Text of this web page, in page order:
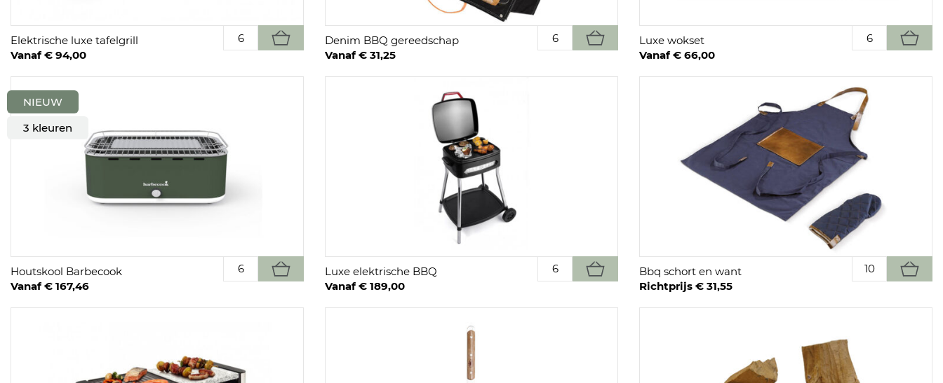
Elektrische luxe tafelgrill
Vanaf € 94,00
Denim BBQ gereedschap
Vanaf € 31,25
Luxe wokset
Vanaf € 66,00
NIEUW
3 kleuren
Houtskool Barbecook
Vanaf € 167,46
Luxe elektrische BBQ
Vanaf € 189,00
Bbq schort en want
Richtprijs € 31,55